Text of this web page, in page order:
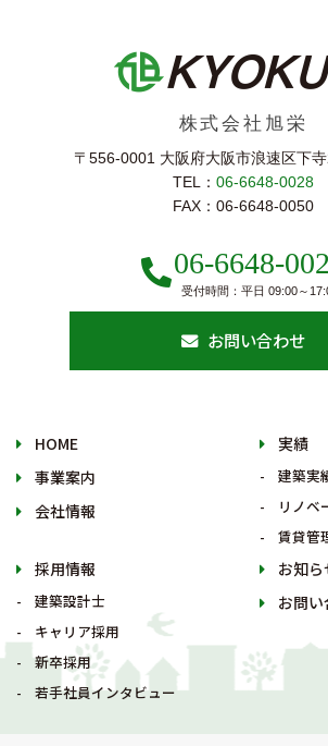
株式会社旭栄
〒556-0001 大阪府大阪市浪速区下
TEL： 06-6648-0028
FAX：06-6648-0050
06-6648-
受付時間：平日 09:00～
お問い合わせ
HOME
事業案内
会社情報
実績
建築実
リノベ
賃貸管
採用情報
建築設計士
キャリア採用
新卒採用
若手社員インタビュー
お知ら
お問